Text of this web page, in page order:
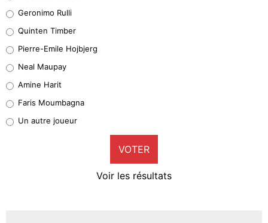
32%
5%
1%
9%
Geronimo Rulli
Quinten Timber
Pierre-Emile Hojbjerg
Neal Maupay
Amine Harit
Faris Moumbagna
Un autre joueur
VOTER
Voir les résultats